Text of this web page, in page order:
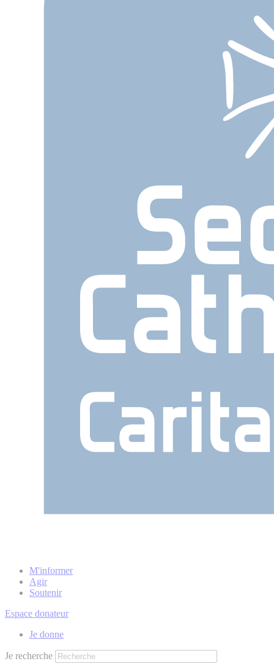
M'informer
Agir
Soutenir
Espace donateur
Je donne
Je recherche